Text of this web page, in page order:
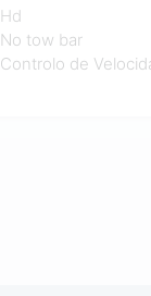
Hd
No tow bar
Controlo de